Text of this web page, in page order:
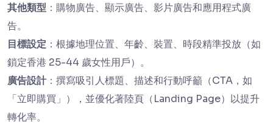
其他類型 ：購物廣告、顯示廣告、影片廣告和應用程式廣
告。
目標設定 ：根據地理位置、年齡、裝置、時段精準投放（如
鎖定香港 25-44 歲女性用戶）。
廣告設計：撰寫吸引人標題、描述和行動呼籲（CTA，如
「立即購買」），並優化著陸頁（Landing Page）以提升
轉化率。